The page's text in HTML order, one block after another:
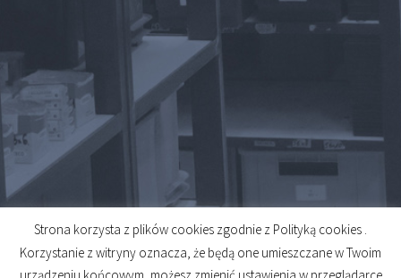
© 2026
Created byMidero
Strona korzysta z plików cookies zgodnie z Polityką cookies .
Korzystanie z witryny oznacza, że będą one umieszczane w Twoim